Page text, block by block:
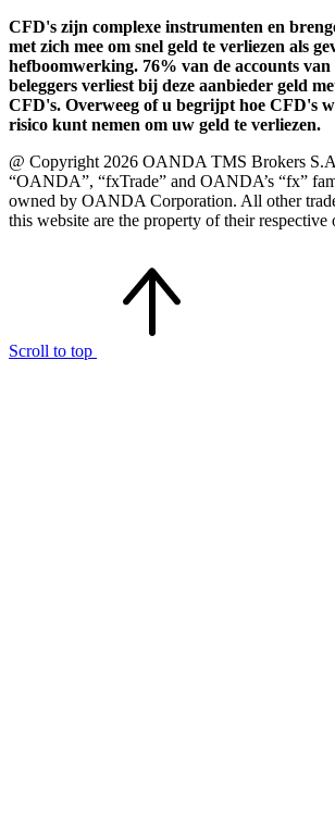
CFD's zijn complexe instrumenten en
met zich mee om snel geld te verliezen als
hefboomwerking. 76% van de accounts
beleggers verliest bij deze aanbieder geld
CFD's. Overweeg of u begrijpt hoe CFD's
risico kunt nemen om uw geld te verliezen.
@ Copyright 2026 OANDA TMS Brokers
“OANDA”, “fxTrade” and OANDA’s “fx”
owned by OANDA Corporation. All other
this website are the property of their respective
Scroll to top